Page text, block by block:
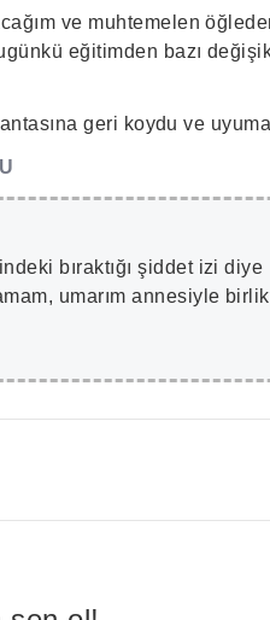
ve muhtemelen
eğitimden bazı
geri koydu ve
bıraktığı şiddet izi diye
umarım annesiyle